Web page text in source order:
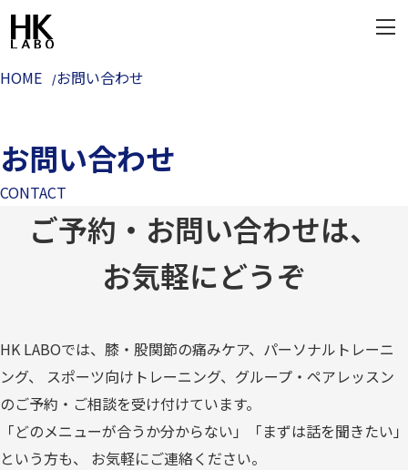
HOME お問い合わせ
お問い合わせ
CONTACT
ご予約・お問い合わせは、
お気軽にどうぞ
HK LABOでは、膝・股関節の痛みケア、パーソナルトレーニ
ング、 スポーツ向けトレーニング、グループ・ペアレッスン
のご予約・ご相談を受け付けています。
「どのメニューが合うか分からない」「まずは話を聞きたい」
という方も、 お気軽にご連絡ください。